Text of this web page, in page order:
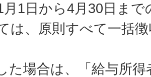
月1日から4月30日ま
は、原則すべて一括
た場合は、「給与所